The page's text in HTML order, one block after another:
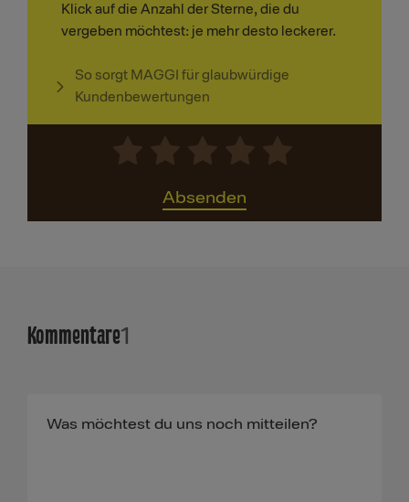
Klick auf die Anzahl der Sterne, die du
vergeben möchtest: je mehr desto leckerer.
So sorgt MAGGI für glaubwürdige
Kundenbewertungen
Absenden
Kommentare1